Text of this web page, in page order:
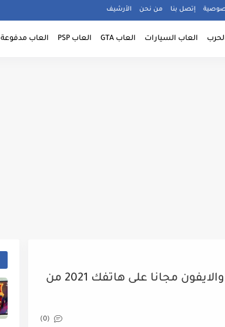
إتصل بنا من نحن الأرشيف
العاب السيارات العاب GTA العاب PSP العاب مدفوعة
تحميل لعبة Assassins Creed الاصلية للاندرويد والايفون مجانا على هاتفك 2021 من
(0)